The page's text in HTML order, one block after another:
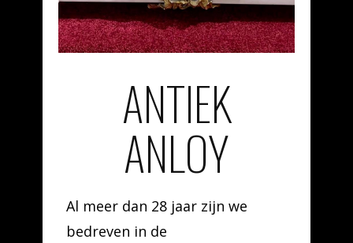
ANTIEK
ANLOY
Al meer dan 28 jaar zijn we
bedreven in de